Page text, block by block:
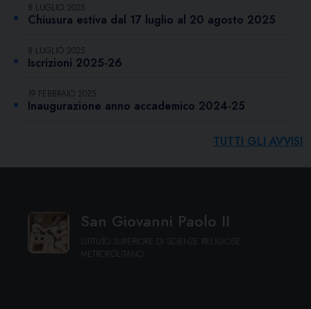
8 LUGLIO 2025
Chiusura estiva dal 17 luglio al 20 agosto 2025
8 LUGLIO 2025
Iscrizioni 2025-26
19 FEBBRAIO 2025
Inaugurazione anno accademico 2024-25
TUTTI GLI AVVISI
San Giovanni Paolo II
ISTITUTO SUPERIORE DI SCIENZE RELIGIOSE
METROPOLITANO